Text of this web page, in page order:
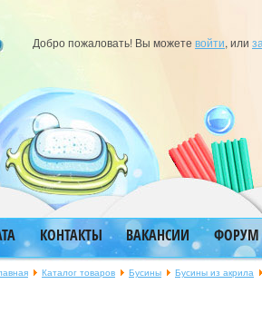
Добро пожаловать! Вы можете войти, или
КОНТАКТЫ ВАКАНСИИ ФОРУМ
Каталог товаров Бусины Бусины из акрила